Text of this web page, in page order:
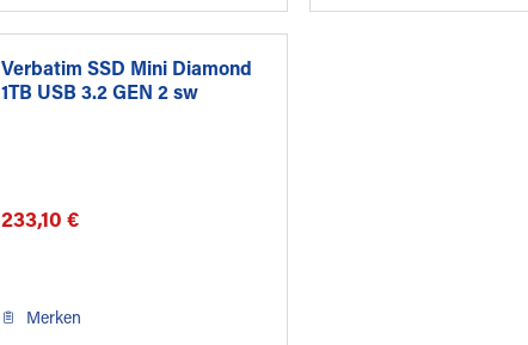
Verbatim SSD Mini Diamond
1TB USB 3.2 GEN 2 sw
233,10 €
Merken